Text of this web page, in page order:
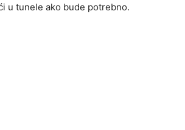
u tunele ako bude potrebno.